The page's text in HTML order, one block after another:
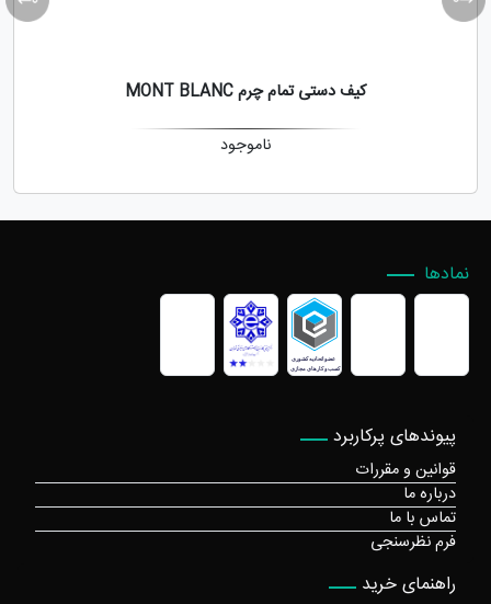
کیف دستی تمام چرم MONT BLANC
ناموجود
پیوندهای پرکاربرد
قوانین و مقررات
درباره ما
تماس با ما
فرم نظرسنجی
راهنمای خرید
نمادها